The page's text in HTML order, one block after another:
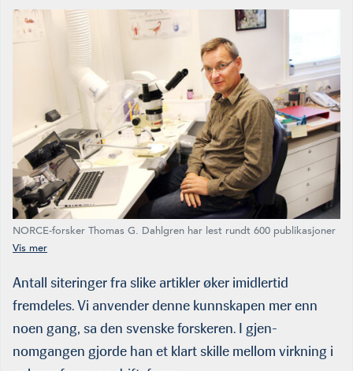
NORCE-forsker Thomas G. Dahlgren har lest rundt 600 publikasjoner
om hvordan havinstallasjoner påvirker det marine livet. Han synes
Antall siteringer fra slike artikler øker imidlertid
fremdeles. Vi anvender denne kunnskapen mer enn
noen gang, sa den svenske forskeren. I gjen­
nomgangen gjorde han et klart skille mellom virkning i